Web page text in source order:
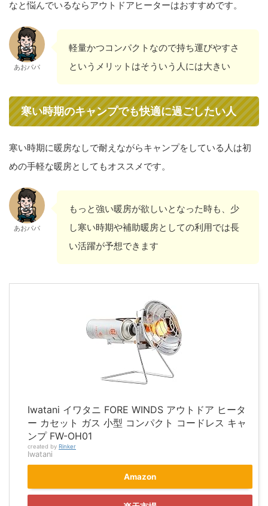
なと悩んでいるならアウトドアヒーターはおすすめです。
あおパパ
軽量かつコンパクトなので持ち運びやすさ
というメリットはそういう人には大きい
寒い時期のキャンプでも快適に過ごしたい人
寒い時期に暖房なしで耐えながらキャンプをしている人は初
めの手軽な暖房としてもオススメです。
あおパパ
もっと強い暖房が欲しいとなった時も、少
し寒い時期や補助暖房としての利用では長
い活躍が予想できます
Iwatani イワタニ FORE WINDS アウトドア ヒータ
ー カセット ガス 小型 コンパクト コードレス キャ
ンプ FW-OH01
created by Rinker
Iwatani
Amazon